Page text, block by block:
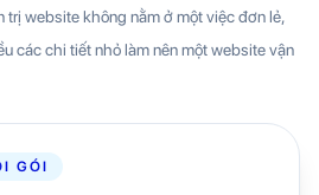
trị website không nằm ở một việc đơn lẻ,
các chi tiết nhỏ làm nên một website vận
GÓI